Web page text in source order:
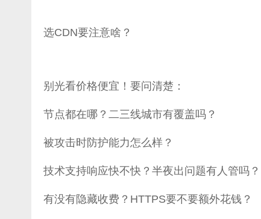
选CDN要注意啥？
别光看价格便宜！要问清楚：
节点都在哪？二三线城市有覆盖吗？
被攻击时防护能力怎么样？
技术支持响应快不快？半夜出问题有人管吗？
有没有隐藏收费？HTTPS要不要额外花钱？